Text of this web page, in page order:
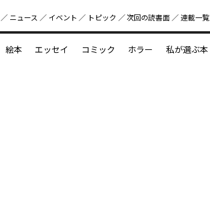
好書好日
ニュース イベント トピック 次回の読書⾯ 連載一覧
絵本 エッセイ コミック ホラー 私が選ぶ本